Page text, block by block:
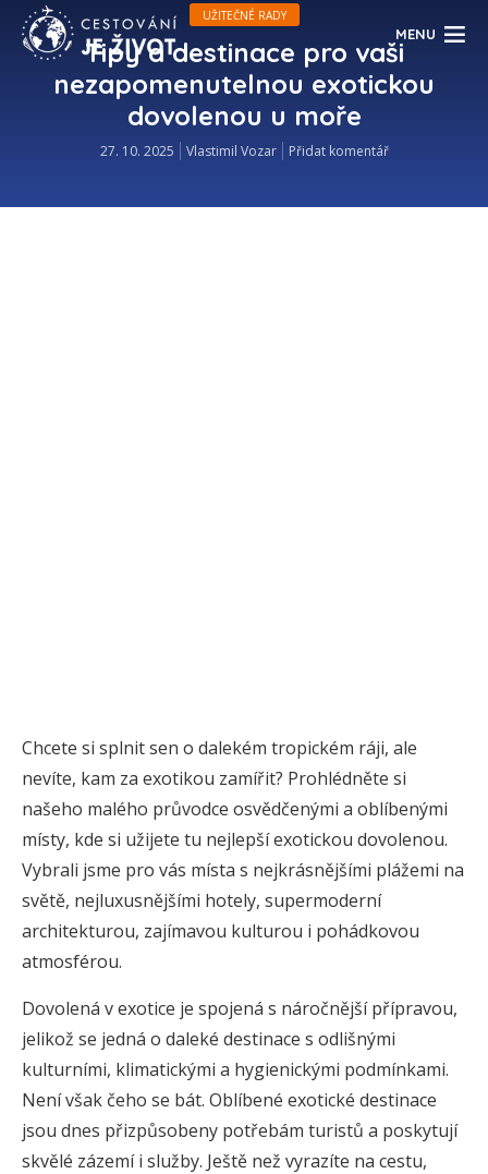
MENU
UŽITEČNÉ RADY
Tipy a destinace pro vaši
nezapomenutelnou exotickou
dovolenou u moře
27. 10. 2025 Vlastimil Vozar Přidat komentář
Chcete si splnit sen o dalekém tropickém ráji, ale
nevíte, kam za exotikou zamířit? Prohlédněte si
našeho malého průvodce osvědčenými a oblíbenými
místy, kde si užijete tu nejlepší exotickou dovolenou.
Vybrali jsme pro vás místa s nejkrásnějšími plážemi na
světě, nejluxusnějšími hotely, supermoderní
architekturou, zajímavou kulturou i pohádkovou
atmosférou.
Dovolená v exotice je spojená s náročnější přípravou,
jelikož se jedná o daleké destinace s odlišnými
kulturními, klimatickými a hygienickými podmínkami.
Není však čeho se bát. Oblíbené exotické destinace
jsou dnes přizpůsobeny potřebám turistů a poskytují
skvělé zázemí i služby. Ještě než vyrazíte na cestu,